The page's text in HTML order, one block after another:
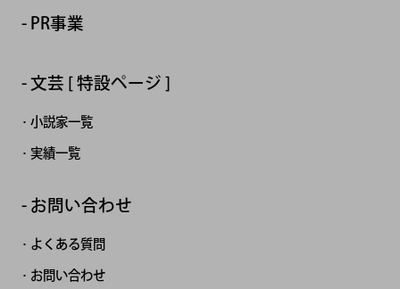
PR事業
文芸 [ 特設ページ ]
小説家一覧
実績一覧
お問い合わせ
よくある質問
お問い合わせ